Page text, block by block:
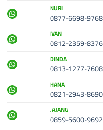
NURI
0877-6698-9768
IVAN
0812-2359-8376
DINDA
0813-1277-7608
HANA
0821-2943-8690
JAJANG
0859-5600-9692